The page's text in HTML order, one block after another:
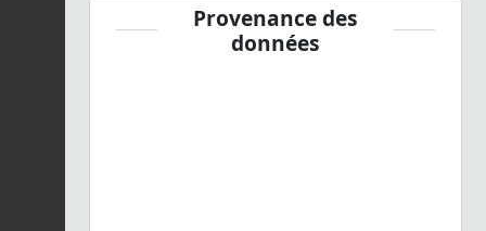
Provenance des
données